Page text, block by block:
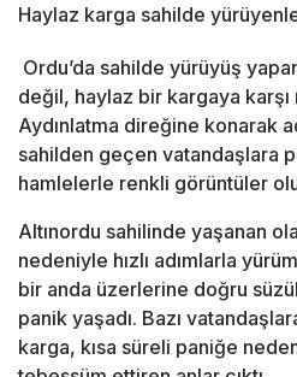
Haylaz karga sahilde
Ordu’da sahilde yürüyüş
değil, haylaz bir kargaya
Aydınlatma direğine konarak
sahilden geçen vatandaşlara
hamlelerle renkli görüntüler
Altınordu sahilinde yaşanan
nedeniyle hızlı adımlarla
bir anda üzerlerine doğru
panik yaşadı. Bazı
karga, kısa süreli paniğe